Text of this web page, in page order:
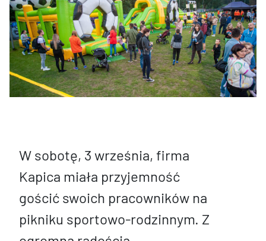
W sobotę, 3 września, firma
Kapica miała przyjemność
gościć swoich pracowników na
pikniku sportowo-rodzinnym. Z